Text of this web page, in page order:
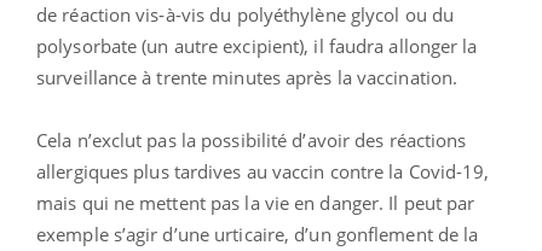
de réaction vis-à-vis du polyéthylène glycol ou du
polysorbate (un autre excipient), il faudra allonger la
surveillance à trente minutes après la vaccination.
Cela n’exclut pas la possibilité d’avoir des réactions
allergiques plus tardives au vaccin contre la Covid-19,
mais qui ne mettent pas la vie en danger. Il peut par
exemple s’agir d’une urticaire, d’un gonflement de la